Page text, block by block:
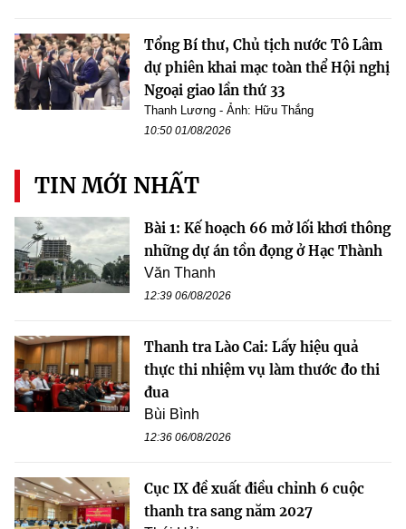
Tổng Bí thư, Chủ tịch nước Tô Lâm
dự phiên khai mạc toàn thể Hội nghị
Ngoại giao lần thứ 33
Thanh Lương - Ảnh: Hữu Thắng
10:50 01/08/2026
TIN MỚI NHẤT
Bài 1: Kế hoạch 66 mở lối khơi thông
những dự án tồn đọng ở Hạc Thành
Văn Thanh
12:39 06/08/2026
Thanh tra Lào Cai: Lấy hiệu quả
thực thi nhiệm vụ làm thước đo thi
đua
Bùi Bình
12:36 06/08/2026
Cục IX đề xuất điều chỉnh 6 cuộc
thanh tra sang năm 2027